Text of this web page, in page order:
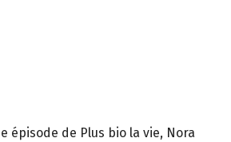
épisode de Plus bio la vie, Nora